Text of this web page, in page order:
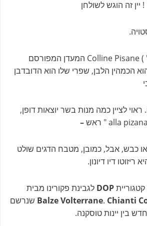
(דרך היין "קולין פיזאן" ) Colline Pisane המעדן המפורסם
הכמהין הלבן, שפרי שלו הוא הדובדבן
לציין כמה מנות בשר יוצאות דופן,
–
כבש, אבל, כמובן, מטבח הדגים שולט
דיו דיונון.
DOP לגבינת פקורינו מבית
Balze Volterrane. Chianti
שנרשם
בין יינות טוסקנה.